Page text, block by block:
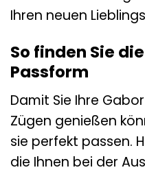
Ihren neuen
So finden Sie
Passform
Damit Sie Ihre
Zügen genießen
sie perfekt passen.
die Ihnen bei der